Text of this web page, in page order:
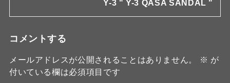
Y-3 " Y-3 QASA SANDAL "
コメントする
メールアドレスが公開されることはありません。 ※ が
付いている欄は必須項目です